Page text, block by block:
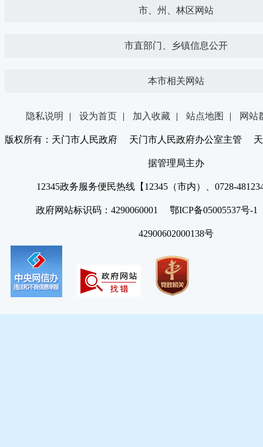
市、州、林区网站
市直部门、乡镇信息公开
本市相关网站
隐私说明 | 设为首页 | 加入收藏 | 站点地图 | 网站
版权所有：天门市人民政府 天门市人民政府办公室主管 天
据管理局主办
12345政务服务便民热线【12345（市内）、0728-
政府网站标识码：4290060001 鄂ICP备05005537号
42900602000138号